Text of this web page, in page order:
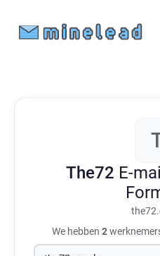
The72 E-
We hebben 2